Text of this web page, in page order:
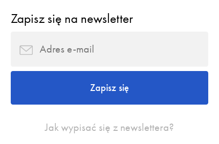
Zapisz się na newsletter
Zapisz się
Jak wypisać się z newslettera?